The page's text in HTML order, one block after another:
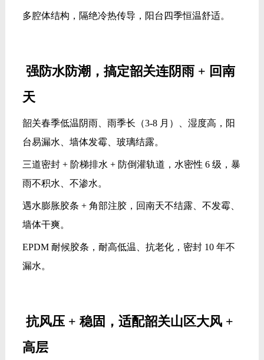
多腔体结构，隔绝冷热传导，阳台四季恒温舒适。
强防水防潮，搞定韶关连阴雨 + 回南
天
韶关春季低温阴雨、雨季长（3-8 月）、湿度高，阳
台易漏水、墙体发霉、玻璃结露。
三道密封 + 阶梯排水 + 防倒灌轨道，水密性 6 级，暴
雨不积水、不渗水。
遇水膨胀胶条 + 角部注胶，回南天不结露、不发霉、
墙体干爽。
EPDM 耐候胶条，耐高低温、抗老化，密封 10 年不
漏水。
抗风压 + 稳固，适配韶关山区大风 +
高层